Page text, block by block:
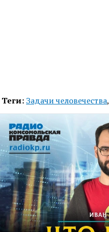
Теги:Задачи человечества,